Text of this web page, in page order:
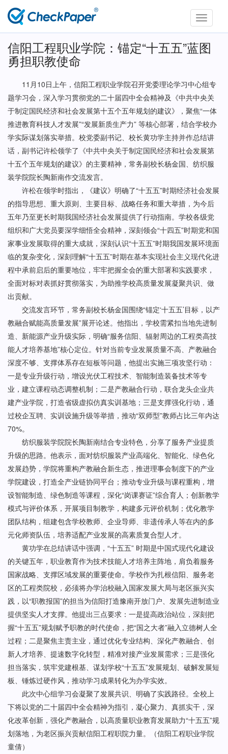
Toggle
信阳工程职业学院：锚定“十五五”蓝图
勇担职教使命
11月10日上午，信阳工程职业学院召开党委理论学习中心组专
题学习会，深入学习贯彻党的二十届四中全会精神及《中共中央关
于制定国民经济和社会发展第十五个五年规划的建议》，聚焦“一体
推进教育科技人才发展”“发展新质生产力” 等核心部署，结合学校办
学实际谋划落实举措。校党委副书记、校长黄功学主持并作总结讲
话，副书记许松领学了《中共中央关于制定国民经济和社会发展第
十五个五年规划的建议》的主要精神，常务副校长杨金国、纺织服
装学院院长陶新南作交流发言。
许松在领学时指出，《建议》明确了“十五五”时期经济社会发展
的指导思想、重大原则、主要目标、战略任务和重大举措，为今后
五年乃至更长时期我国经济社会发展提供了行动指南。学校各级党
组织和广大党员要深学细悟全会精神，深刻领会“十四五”时期党和国
家事业发展取得的重大成就，深刻认识“十五五”时期我国发展环境面
临的复杂变化，深刻理解“十五五”时期在基本实现社会主义现代化进
程中承前启后的重要地位，牢牢把握全会的重大部署和实践要求，
全面对标对表抓好贯彻落实，为助推学校高质量发展凝聚共识、做
出贡献。
交流发言环节，常务副校长杨金国围绕“锚定‘十五五’目标，以产
教融合赋能高质量发展”展开论述。他指出，学校需紧扣当地先进制
造、新能源产业升级实际，明确“服务信阳、辐射周边的工程类高技
能人才培养基地”核心定位。针对当前专业发展质量不高、产教融合
深度不够、支撑体系存在短板等问题，他提出实施三项攻坚行动：
一是专业升级行动，增设光伏工程技术、智能制造装备技术等专
业，建立课程动态调整机制；二是产教融合行动，联合龙头企业共
建产业学院，打造省级虚拟仿真实训基地；三是支撑强化行动，通
过校企互聘、实训设施升级等举措，推动“双师型”教师占比三年内达
70%。
纺织服装学院院长陶新南结合专业特色，分享了服务产业提质
升级的思路。他表示，面对纺织服装产业高端化、智能化、绿色化
发展趋势，学院将重构产教融合新生态，推进理事会制度下的产业
学院建设，打造全产业链协同平台；推动专业升级与课程重构，增
设智能制造、绿色制造等课程，深化“岗课赛证”综合育人；创新教学
模式与评价体系，开展项目制教学，构建多元评价机制；优化教学
团队结构，组建包含学校教师、企业导师、非遗传承人等在内的多
元化师资队伍，培养适配产业发展的高素质复合型人才。
黄功学在总结讲话中强调，“十五五” 时期是中国式现代化建设
的关键五年，职业教育作为技术技能人才培养主阵地，肩负着服务
国家战略、支撑区域发展的重要使命。学校作为扎根信阳、服务老
区的工程类院校，必须将办学治校融入国家发展大局与老区振兴实
践，以“职教报国”的担当为信阳打造豫南开放门户、发展先进制造业
提供坚实人才支撑。他提出三点要求：一是提高政治站位，深刻把
握“十五五”规划赋予职教的时代使命，把“国之大者”融入立德树人全
过程；二是聚焦主责主业，通过优化专业结构、深化产教融合、创
新人才培养、提速数字化转型，精准对接产业发展需求；三是强化
担当落实，筑牢党建根基、谋划学校“十五五”发展规划、破解发展短
板、锤炼过硬作风，推动学习成果转化为办学实效。
此次中心组学习会凝聚了发展共识、明确了实践路径。全校上
下将以党的二十届四中全会精神为指引，凝心聚力、真抓实干，深
化改革创新，强化产教融合，以高质量职业教育发展助力“十五五”规
划落地，为老区振兴贡献信阳工程职院力量。（信阳工程职业学院
童倩）